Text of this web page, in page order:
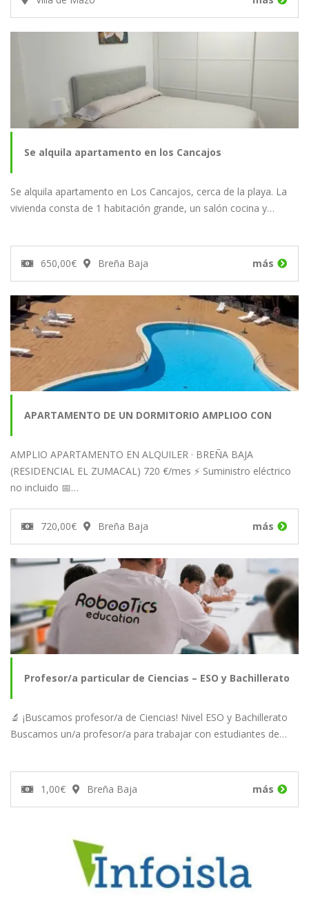
Se alquila apartamento en los Cancajos
Se alquila apartamento en Los Cancajos, cerca de la playa. La
vivienda consta de 1 habitación grande, un salón cocina y…
650,00€ Breña Baja más
APARTAMENTO DE UN DORMITORIO AMPLIOO CON
PISCINA. BREÑA BAJA
AMPLIO APARTAMENTO EN ALQUILER · BREÑA BAJA
(RESIDENCIAL EL ZUMACAL) 720 €/mes ⚡ Suministro eléctrico
no incluido 📅…
720,00€ Breña Baja más
Profesor/a particular de Ciencias – ESO y Bachillerato
🔬 ¡Buscamos profesor/a de Ciencias! Nivel ESO y Bachillerato
Buscamos un/a profesor/a para trabajar con estudiantes de…
1,00€ Breña Baja más